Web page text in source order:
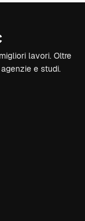
lavori. Oltre
e studi.